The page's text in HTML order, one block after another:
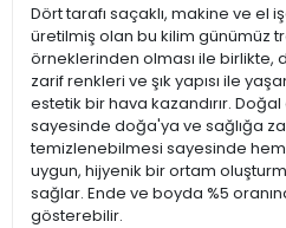
Dört tarafı saçaklı, makine ve el
üretilmiş olan bu kilim günümüz
örneklerinden olması ile birlikte,
zarif renkleri ve şık yapısı ile
estetik bir hava kazandırır. Doğal
sayesinde doğa'ya ve sağlığa
temizlenebilmesi sayesinde
uygun, hijyenik bir ortam
sağlar. Ende ve boyda %5
gösterebilir.